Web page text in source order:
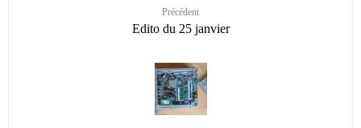
Précédent
Edito du 25 janvier